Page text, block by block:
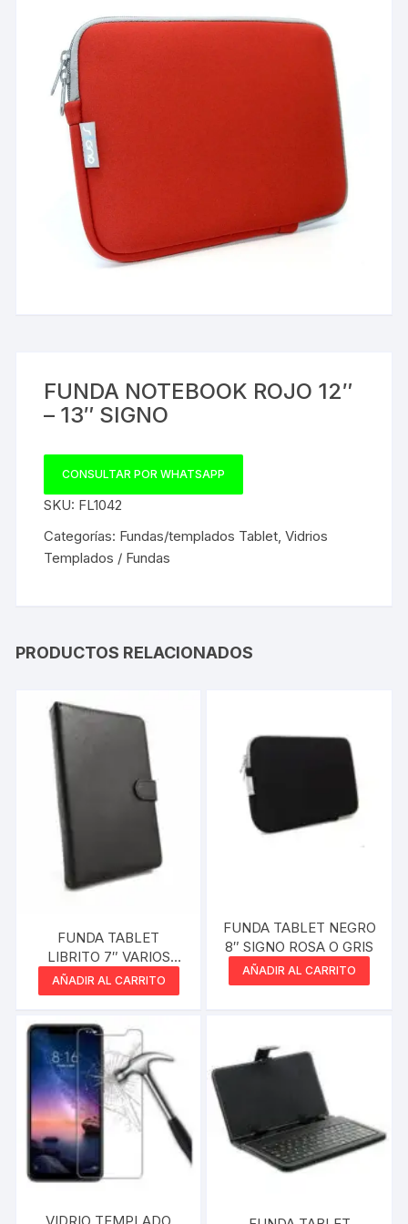
FUNDA NOTEBOOK ROJO 12″
– 13″ SIGNO
CONSULTAR POR WHATSAPP
SKU: FL1042
Categorías: Fundas/templados Tablet ,Vidrios
Templados / Fundas
PRODUCTOS RELACIONADOS
FUNDA TABLET
LIBRITO 7″ VARIOS
COLORES
AÑADIR AL CARRITO
FUNDA TABLET NEGRO
8″ SIGNO ROSA O GRIS
AÑADIR AL CARRITO